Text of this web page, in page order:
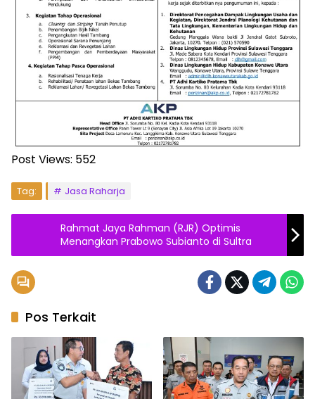
Post Views: 552
Tag: Jasa Raharja
Rahmat Jaya Rahman (RJR) Optimis
Menangkan Prabowo Subianto di Sultra
Pos Terkait